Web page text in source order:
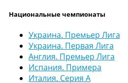
Национальные чемпионаты
Украина. Премьер Лига
Украина. Первая Лига
Англия. Премьер Лига
Испания. Примера
Италия. Серия А